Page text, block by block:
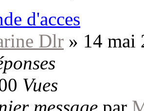
d'acces
Dlr » 14 mai
Vues
message par